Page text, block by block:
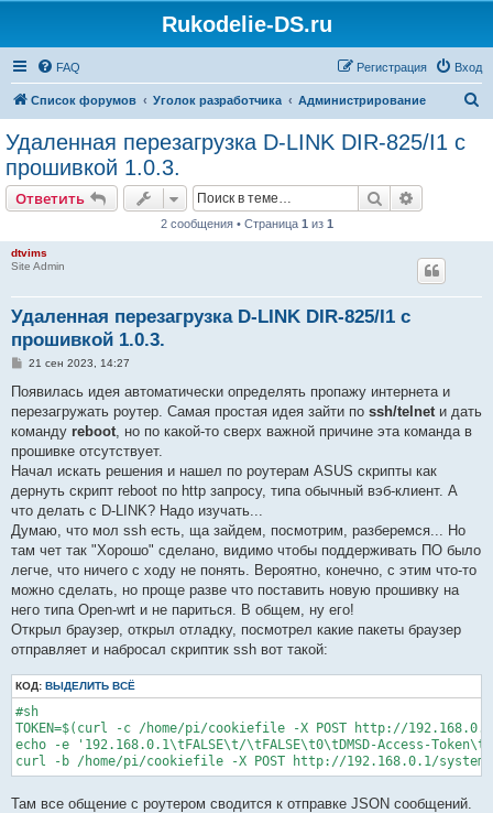
Rukodelie-DS.ru
FAQ Вход
Регистрация
Список форумов Уголок разработчика Администрирование
Удаленная перезагрузка D-LINK DIR-825/I1 с
прошивкой 1.0.3.
Ответить Поиск
2 сообщения • Страница 1 из 1
dtvims
Site Admin
Удаленная перезагрузка D-LINK DIR-825/I1 с
прошивкой 1.0.3.
С
о
щ
е
и
е
21 сен 2023, 14:27
Появилась идея автоматически определять пропажу интернета и
перезагружать роутер. Самая простая идея зайти по ssh/telnetи дать
команду reboot, но по какой-то сверх важной причине эта команда в
прошивке отсутствует.
Начал искать решения и нашел по роутерам ASUS скрипты как
дернуть скрипт reboot по http запросу, типа обычный вэб-клиент. А
что делать с D-LINK? Надо изучать...
Думаю, что мол ssh есть, ща зайдем, посмотрим, разберемся... Но
там чет так "Хорошо" сделано, видимо чтобы поддерживать ПО было
легче, что ничего с ходу не понять. Вероятно, конечно, с этим что-то
можно сделать, но проще разве что поставить новую прошивку на
него типа Open-wrt и не париться. В общем, ну его!
Открыл браузер, открыл отладку, посмотрел какие пакеты браузер
отправляет и набросал скриптик ssh вот такой:
КОД: ВЫДЕЛИТЬ ВСЁ
#sh
TOKEN=$(curl -c /home/pi/cookiefile -X POST http://
echo -e '192.168.0.1\tFALSE\t/\tFALSE\t0\tDMSD-Access-
curl -b /home/pi/cookiefile -X POST http://192.168.0.1/
Там все общение с роутером сводится к отправке JSON сообщений.